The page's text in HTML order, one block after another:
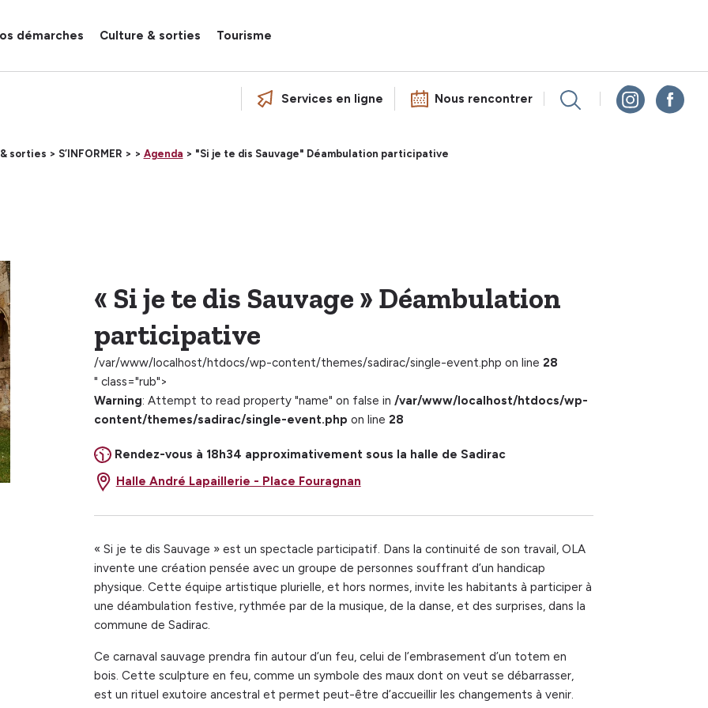
démarches Culture & sorties Tourisme
Services en ligne Nous rencontrer
sorties > S’INFORMER > > Agenda > "Si je te dis Sauvage" Déambulation participative
« Si je te dis Sauvage » Déambulation
participative
/var/www/localhost/htdocs/wp-content/themes/sadirac/single-event.php on line 28
" class="rub">
Warning: Attempt to read property "name" on false in /var/www/localhost/htdocs/wp-
content/themes/sadirac/single-event.php on line 28
Rendez-vous à 18h34 approximativement sous la halle de Sadirac
Halle André Lapaillerie - Place Fouragnan
« Si je te dis Sauvage » est un spectacle participatif. Dans la continuité de son travail, OLA
invente une création pensée avec un groupe de personnes souffrant d’un handicap
physique. Cette équipe artistique plurielle, et hors normes, invite les habitants à participer à
une déambulation festive, rythmée par de la musique, de la danse, et des surprises, dans la
commune de Sadirac.
Ce carnaval sauvage prendra fin autour d’un feu, celui de l’embrasement d’un totem en
bois. Cette sculpture en feu, comme un symbole des maux dont on veut se débarrasser,
est un rituel exutoire ancestral et permet peut-être d’accueillir les changements à venir.